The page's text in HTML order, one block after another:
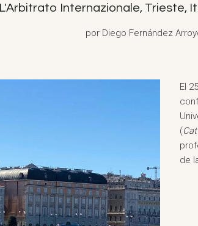
L'Arbitrato Internazionale, Trieste,
por Diego Fernández
El
(
de